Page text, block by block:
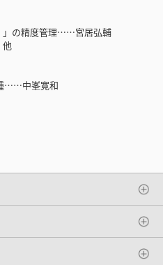
」の精度管理……宮居弘輔
……中峯寛和